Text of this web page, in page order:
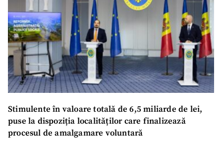
Stimulente în valoare totală de 6,5 miliarde de lei,
puse la dispoziția localităților care finalizează
procesul de amalgamare voluntară